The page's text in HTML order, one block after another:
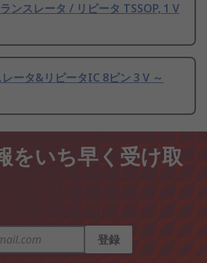
ンスレータ / リピータ TSSOP, 1 V
ータ&リピータIC 8ピン 3 V ～
をいち早く受け取
登録